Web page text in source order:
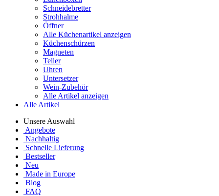
Schneidebretter
Strohhalme
Öffner
Alle Küchenartikel anzeigen
Küchenschürzen
Magneten
Teller
Uhren
Untersetzer
Wein-Zubehör
Alle Artikel anzeigen
Alle Artikel
Unsere Auswahl
Angebote
Nachhaltig
Schnelle Lieferung
Bestseller
Neu
Made in Europe
Blog
FAQ